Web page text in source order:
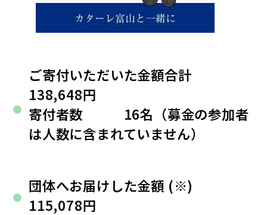
ご寄付いただいた金額合計
138,648円
寄付者数 16名（募金の参加者
は人数に含まれていません）
団体へお届けした金額 (※)
115,078円